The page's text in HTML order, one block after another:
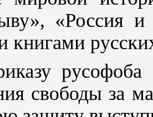
«Россия и
книгами
свободы за